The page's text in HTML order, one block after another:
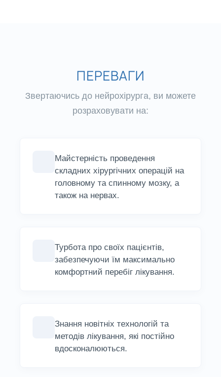
ПЕРЕВАГИ
Звертаючись до нейрохірурга, ви можете
розраховувати на:
Майстерність проведення
складних хірургічних операцій на
головному та спинному мозку, а
також на нервах.
Турбота про своїх пацієнтів,
забезпечуючи їм максимально
комфортний перебіг лікування.
Знання новітніх технологій та
методів лікування, які постійно
вдосконалюються.